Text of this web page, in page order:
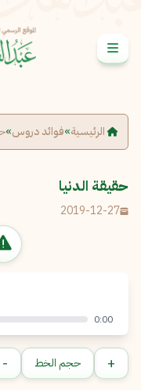
الرئيسية»فوائد دروس»
حقيقة الدنيا
2019-12-27
الرسالة
إرسال
0:00
+ حجم الخط -